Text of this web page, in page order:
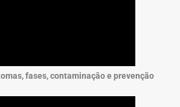
fases, contaminação e prevenção